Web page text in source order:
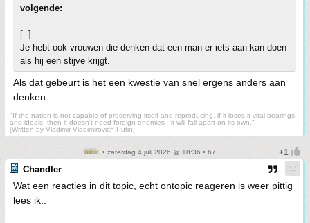
volgende:
[..]
Je hebt ook vrouwen die denken dat een man er iets aan kan doen
als hij een stijve krijgt.
Als dat gebeurt is het een kwestie van snel ergens anders aan
denken.
"If the nation is not capable of preserving itself and reproducing, if it loses it vital bearings
and ideals, then it doesn't need foreign enemies - it will fall apart on its own."
[Written by Vladimir Vladimirovich Putin]
• zaterdag 4 juli 2026 @ 18:36 • 67
Chandler
Wat een reacties in dit topic, echt ontopic reageren is weer pittig
lees ik..